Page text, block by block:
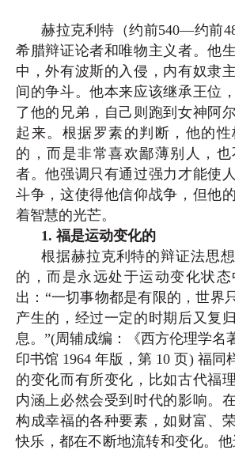
赫拉克利特（约前540—约前
希腊辩证论者和唯物主义者。他
中，外有波斯的入侵，内有奴隶
间的争斗。他本来应该继承王位
了他的兄弟，自己则跑到女神阿
起来。根据罗素的判断，他的
的，而是非常喜欢鄙薄别人，
者。他强调只有通过强力才能使
斗争，这使得他信仰战争，但他
着智慧的光芒。
1. 福是运动变化的
根据赫拉克利特的辩证法思
的，而是永远处于运动变化状
出：“一切事物都是有限的，世界
产生的，经过一定的时期后又复
息。”(周辅成编：《西方伦理学名
印书馆 1964 年版，第 10 页) 福同
的变化而有所变化，比如古代福
内涵上必然会受到时代的影响。
构成幸福的各种要素，如财富、
快乐，都在不断地流转和变化。